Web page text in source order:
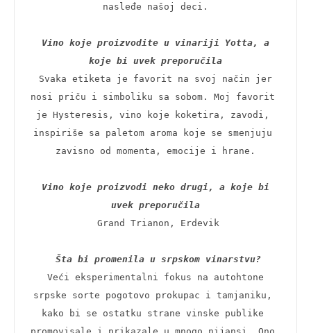
nasleđe našoj deci.
Vino koje proizvodite u vinariji Yotta, a
koje bi uvek preporučila
nosi priču i simboliku sa sobom. Moj favorit
je Hysteresis, vino koje koketira, zavodi,
inspiriše sa paletom aroma koje se smenjuju
zavisno od momenta, emocije i hrane.
Vino koje proizvodi neko drugi, a koje bi
uvek preporučila
Šta bi promenila u srpskom vinarstvu?
srpske sorte pogotovo prokupac i tamjaniku,
kako bi se ostatku strane vinske publike